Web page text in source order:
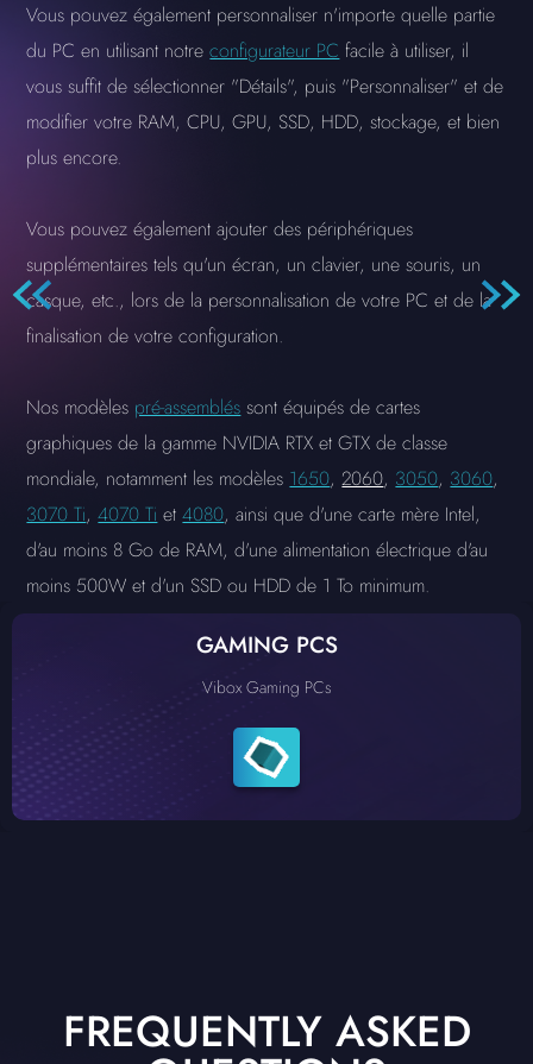
Vous pouvez également personnaliser n'importe quelle partie
du PC en utilisant notreconfigurateur PC facile à utiliser, il
vous suffit de sélectionner "Détails", puis "Personnaliser" et de
modifier votre RAM, CPU, GPU, SSD, HDD, stockage, et bien
plus encore.
Vous pouvez également ajouter des périphériques
supplémentaires tels qu'un écran, un clavier, une souris, un
casque, etc., lors de la personnalisation de votre PC et de la
finalisation de votre configuration.
Nos modèles pré-assemblés sont équipés de cartes
graphiques de la gamme NVIDIA RTX et GTX de classe
mondiale, notamment les modèles 1650,2060, 3050, 3060,
3070 Ti,4070 Ti et4080, ainsi que d'une carte mère Intel,
d'au moins 8 Go de RAM, d'une alimentation électrique d'au
moins 500W et d'un SSD ou HDD de 1 To minimum.
GAMING PCS
Vibox Gaming PCs
FREQUENTLY ASKED